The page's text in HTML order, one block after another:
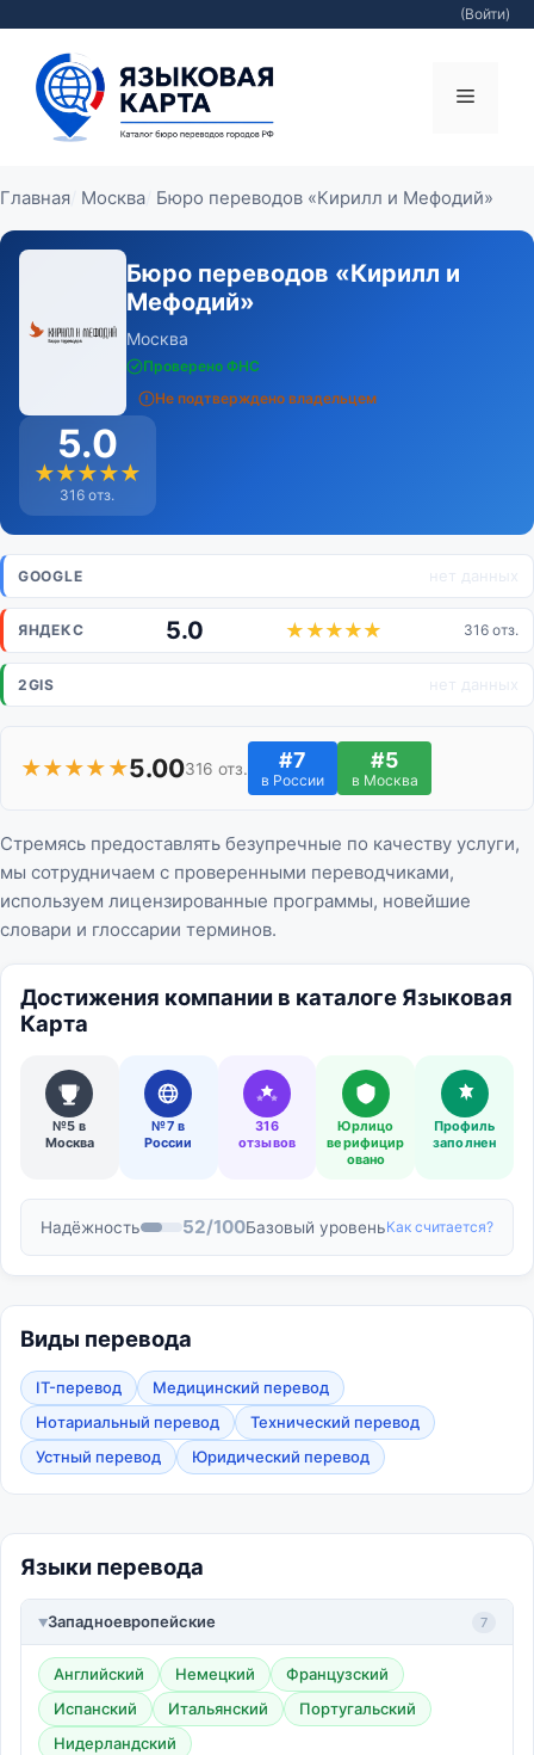
(Войти)
содержимому
Меню
Главная Москва Бюро переводов «Кирилл и Мефодий»
Бюро переводов «Кирилл и
Мефодий»
Москва
Проверено ФНС
Не подтверждено владельцем
5.0
★★★★★
316 отз.
GOOGLE нет данных
ЯНДЕКС 5.0 316 отз.
2GIS нет данных
★★★★★5.00316 отз. #7
в России
#5
в Москва
Стремясь предоставлять безупречные по качеству услуги,
мы сотрудничаем с проверенными переводчиками,
используем лицензированные программы, новейшие
словари и глоссарии терминов.
Достижения компании в каталоге Языковая
Карта
№5 в
Москва
№7 в
России
316
отзывов
Юрлицо
верифицир
овано
Профиль
заполнен
Надёжность 52/100Базовый уровеньКак считается?
Виды перевода
IT-перевод
Медицинский перевод
Нотариальный перевод
Технический перевод
Устный перевод
Юридический перевод
Языки перевода
Западноевропейские 7
Английский Немецкий
Французский
Испанский
Итальянский
Португальский
Нидерландский